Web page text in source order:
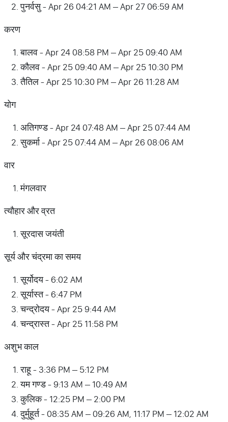
पुनर्वसु - Apr 26 04:21 AM – Apr 27 06:59 AM
करण
बालव - Apr 24 08:58 PM – Apr 25 09:40 AM
कौलव - Apr 25 09:40 AM – Apr 25 10:30 PM
तैतिल - Apr 25 10:30 PM – Apr 26 11:28 AM
योग
अतिगण्ड - Apr 24 07:48 AM – Apr 25 07:44 AM
सुकर्मा - Apr 25 07:44 AM – Apr 26 08:06 AM
वार
मंगलवार
त्यौहार और व्रत
सूरदास जयंती
सूर्य और चंद्रमा का समय
सूर्योदय - 6:02 AM
सूर्यास्त - 6:47 PM
चन्द्रोदय - Apr 25 9:44 AM
चन्द्रास्त - Apr 25 11:58 PM
अशुभ काल
राहू - 3:36 PM – 5:12 PM
यम गण्ड - 9:13 AM – 10:49 AM
कुलिक - 12:25 PM – 2:00 PM
दुर्मुहूर्त - 08:35 AM – 09:26 AM, 11:17 PM – 12:02 AM